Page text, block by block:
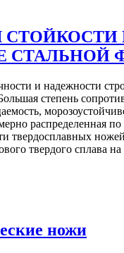
СТАЛЬНОЙ
и надежности
степень
распределенная
твердосплавных
твердого сплава
ножи